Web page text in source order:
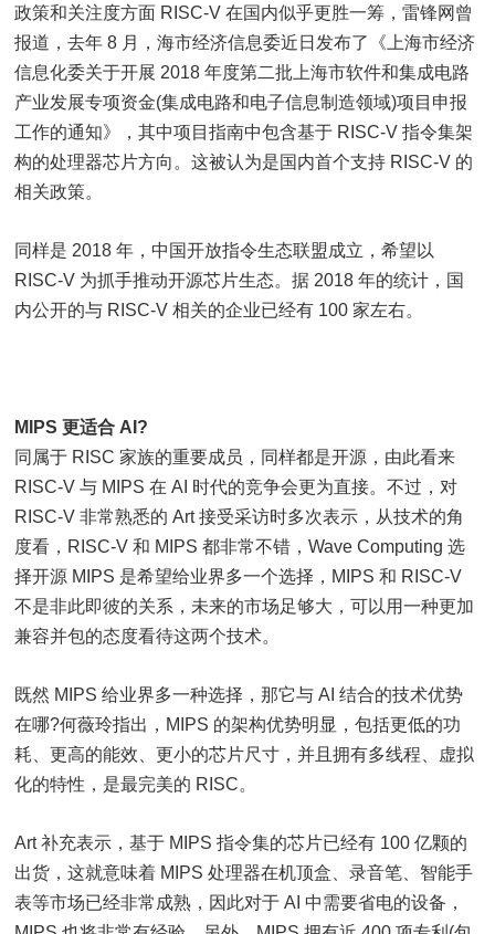
政策和关注度方面 RISC-V 在国内似乎更胜一筹，雷锋网曾
报道，去年 8 月，海市经济信息委近日发布了《上海市经济
信息化委关于开展 2018 年度第二批上海市软件和集成电路
产业发展专项资金(集成电路和电子信息制造领域)项目申报
工作的通知》，其中项目指南中包含基于 RISC-V 指令集架
构的处理器芯片方向。这被认为是国内首个支持 RISC-V 的
相关政策。
同样是 2018 年，中国开放指令生态联盟成立，希望以
RISC-V 为抓手推动开源芯片生态。据 2018 年的统计，国
内公开的与 RISC-V 相关的企业已经有 100 家左右。
MIPS 更适合 AI?
同属于 RISC 家族的重要成员，同样都是开源，由此看来
RISC-V 与 MIPS 在 AI 时代的竞争会更为直接。不过，对
RISC-V 非常熟悉的 Art 接受采访时多次表示，从技术的角
度看，RISC-V 和 MIPS 都非常不错，Wave Computing 选
择开源 MIPS 是希望给业界多一个选择，MIPS 和 RISC-V
不是非此即彼的关系，未来的市场足够大，可以用一种更加
兼容并包的态度看待这两个技术。
既然 MIPS 给业界多一种选择，那它与 AI 结合的技术优势
在哪?何薇玲指出，MIPS 的架构优势明显，包括更低的功
耗、更高的能效、更小的芯片尺寸，并且拥有多线程、虚拟
化的特性，是最完美的 RISC。
Art 补充表示，基于 MIPS 指令集的芯片已经有 100 亿颗的
出货，这就意味着 MIPS 处理器在机顶盒、录音笔、智能手
表等市场已经非常成熟，因此对于 AI 中需要省电的设备，